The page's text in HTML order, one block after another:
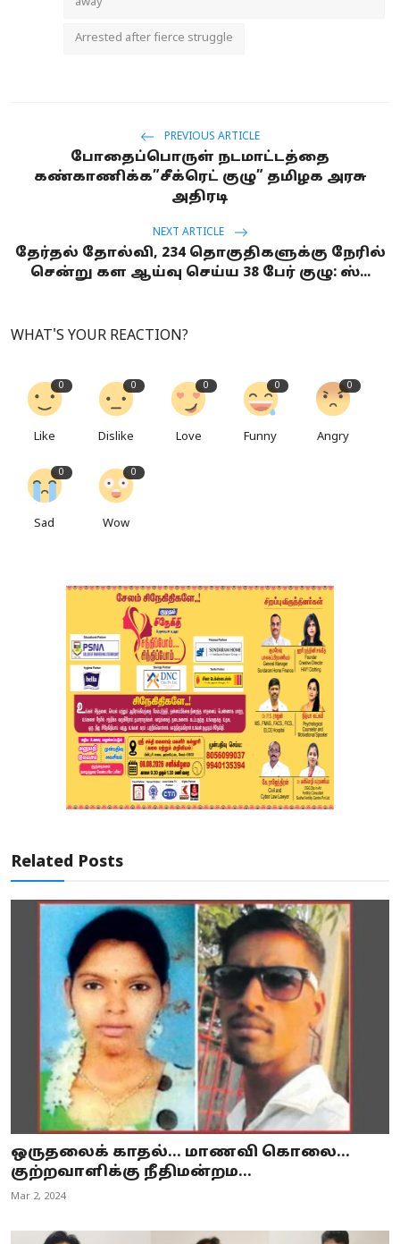
Arrested after fierce struggle
PREVIOUS ARTICLE
போதைப்பொருள் நடமாட்டத்தை
கண்காணிக்க”சீக்ரெட் குழு” தமிழக அரசு
அதிரடி
NEXT ARTICLE
தேர்தல் தோல்வி, 234 தொகுதிகளுக்கு நேரில்
சென்று கள ஆய்வு செய்ய 38 பேர் குழு: ஸ்...
WHAT'S YOUR REACTION?
0
Like
0
Dislike
0
Love
0
Funny
0
Angry
0
Sad
0
Wow
Related Posts
ஒருதலைக் காதல்... மாணவி கொலை...
குற்றவாளிக்கு நீதிமன்றம...
Mar 2, 2024